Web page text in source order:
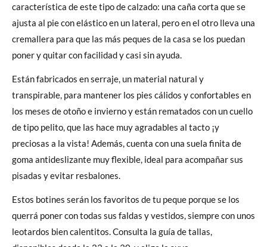
característica de este tipo de calzado: una caña corta que se
ajusta al pie con elástico en un lateral, pero en el otro lleva una
cremallera para que las más peques de la casa se los puedan
poner y quitar con facilidad y casi sin ayuda.
Están fabricados en serraje, un material natural y
transpirable, para mantener los pies cálidos y confortables en
los meses de otoño e invierno y están rematados con un cuello
de tipo pelito, que las hace muy agradables al tacto ¡y
preciosas a la vista! Además, cuenta con una suela finita de
goma antideslizante muy flexible, ideal para acompañar sus
pisadas y evitar resbalones.
Estos botines serán los favoritos de tu peque porque se los
querrá poner con todas sus faldas y vestidos, siempre con unos
leotardos bien calentitos. Consulta la guía de tallas,